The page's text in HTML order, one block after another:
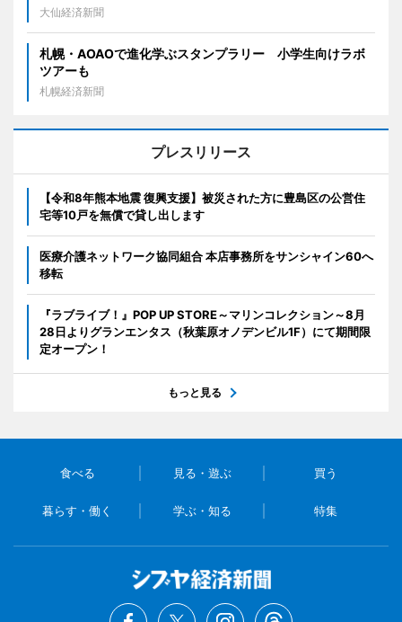
大仙経済新聞
札幌・AOAOで進化学ぶスタンプラリー 小学生向けラボ
ツアーも
札幌経済新聞
プレスリリース
【令和8年熊本地震 復興支援】被災された方に豊島区の公営住
宅等10戸を無償で貸し出します
医療介護ネットワーク協同組合 本店事務所をサンシャイン60へ
移転
『ラブライブ！』POP UP STORE～マリンコレクション～8月
28日よりグランエンタス（秋葉原オノデンビル1F）にて期間限
定オープン！
もっと見る
食べる 見る・遊ぶ 買う
暮らす・働く 学ぶ・知る 特集